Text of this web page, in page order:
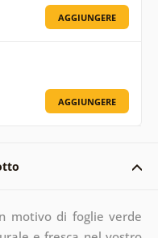
AGGIUNGERE
AGGIUNGERE
motivo di foglie verde